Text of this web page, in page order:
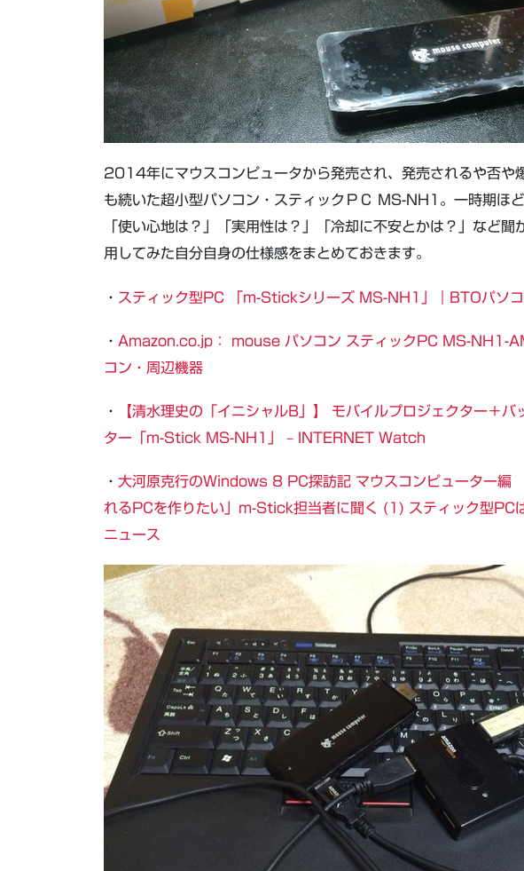
2014年にマウスコンピュータから発売され、発売されるや否や
も続いた超小型パソコン・スティックＰＣ MS-NH1。一時期ほ
「使い心地は？」「実用性は？」「冷却に不安とかは？」など
用してみた自分自身の仕様感をまとめておきます。
・ スティック型PC 「m-Stickシリーズ MS-NH1」｜BTOパソコ
・ Amazon.co.jp： mouse パソコン スティックPC MS-
コン・周辺機器
・
【清水理史の「イニシャルB」】 モバイルプロジェクター＋
ター「m-Stick MS-NH1」 – INTERNET Watch
・ 大河原克行のWindows 8 PC探訪記 マウスコンピューター編
れるPCを作りたい」m-Stick担当者に聞く (1) スティック型PC
ニュース